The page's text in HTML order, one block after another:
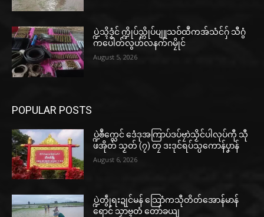
ပ္ဍဲသ္ၚိဒၟံင် က္ဍိုပ်သ္ကိုပ်ပျူသဝ်ထဳကအ်သံင်ဂှ် သီဂွံ
ကပေါတ်လွဟ်လနက်ဂမၠိုင်
August 5, 2026
POPULAR POSTS
ပ္ဍဲၜဳက္လေင် ဒေံဒုအကြာပ်ဒပ်ဗၠာဲသၟိင်ပါလုပ်ကီု သီု
ဖအိုတ် သၟတ် (၇) တၠ ဒးဒုင်ရပ်သ္ပကောန်ပၞာန်
August 6, 2026
ပ္ဍဲတွဵုရးဍုင်မန် သြောံကသီုတိတ်အောန်မာန်
ရောင် သၟာဗ္ၚတံ တော်ခယျ